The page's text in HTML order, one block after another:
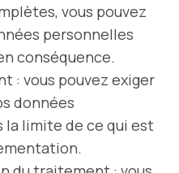
vous pouvez
personnelles
conséquence.
: vous pouvez exiger
données
la limite de ce qui est